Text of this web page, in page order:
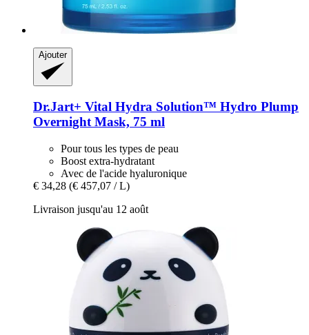
Ajouter
Dr.Jart+ Vital Hydra Solution™ Hydro Plump
Overnight Mask, 75 ml
Pour tous les types de peau
Boost extra-hydratant
Avec de l'acide hyaluronique
€ 34,28 (€ 457,07 / L)
Livraison jusqu'au 12 août